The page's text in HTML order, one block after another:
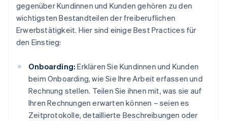
gegenüber Kundinnen und Kunden gehören zu den
wichtigsten Bestandteilen der freiberuflichen
Erwerbstätigkeit. Hier sind einige Best Practices für
den Einstieg:
Onboarding: Erklären Sie Kundinnen und Kunden
beim Onboarding, wie Sie Ihre Arbeit erfassen und
Rechnung stellen. Teilen Sie ihnen mit, was sie auf
Ihren Rechnungen erwarten können – seien es
Zeitprotokolle, detaillierte Beschreibungen oder